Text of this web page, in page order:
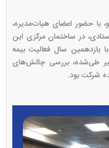
حضور اعضای هیات‌مدیره،
در ساختمان مرکزی این
سال فعالیت بیمه
طی‌شده، بررسی چالش‌های
شرکت بود.